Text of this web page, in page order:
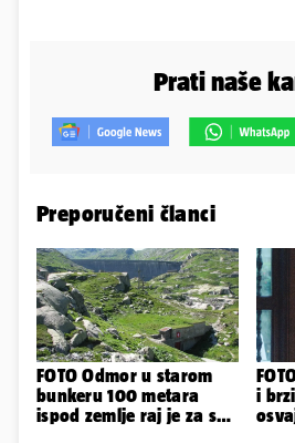
Prati naše
Preporučeni članci
FOTO Odmor u starom
bunkeru 100 metara
ispod zemlje raj je za sva
i